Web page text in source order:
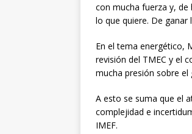
con mucha fuerza y, de
lo que quiere. De
En el tema energético,
revisión del TMEC y el
mucha presión sobre el
A esto se suma que el
complejidad e
IMEF.